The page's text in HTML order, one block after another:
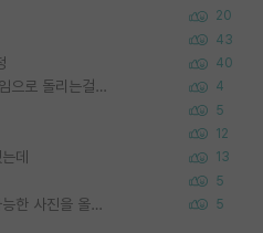
20
43
40
왜 후배가 못하는걸 교수님은 내 책임으로 돌리는걸까요? 4
5
12
데 13
5
정보보안 연구하는 입장에선 식별가능한 사진을 올리는건 비추이긴함 5